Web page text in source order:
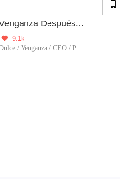
Venganza Después del Renacimiento: Consiente al Presidente Iceberg

9.1k
Dulce / Venganza / CEO / Predestinado / Renacimiento / Traició